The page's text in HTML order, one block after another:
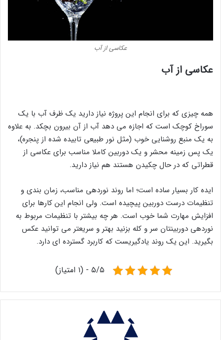
عکاسی از آب
عکاسی از آب
همه چیزی که برای انجام این پروژه نیاز دارید یک ظرف آب با یک
سوراخ کوچک است که اجازه می دهد آب از آن بیرون بچکد. به علاوه
به یک منبع روشنایی خوب (مثل نور طبیعی تابیده شده از پنجره)،
یک پس زمینه محشر و یک دوربین کاملا مناسب برای عکاسی از
قطراتی که در حال چکیدن هستند هم نیاز دارید.
ایده کار بسیار ساده است؛ اما روند نوردهی مناسب، زمان بندی و
تنظیمات درست دوربین پیچیده است. ولی انجام این کارها برای
افزایش مهارت شما خوب است. هر چه بیشتر با تنظیمات مربوط به
نوردهی دوربینتان سر و کله بزنید بهتر و سریعتر می توانید عکس
بگیرید. این یک روند یادگیریست که کاربرد گسترده ای دارد.
۵/۵ - (۱ امتیاز)